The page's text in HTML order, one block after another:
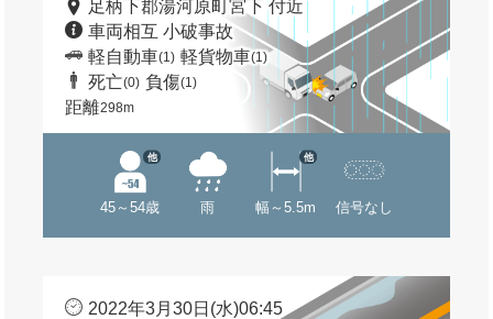
足柄下郡湯河原町宮下 付近
車両相互 小破事故
軽自動車(1) 軽貨物車(1)
死亡(0) 負傷(1)
距離298m
45～54歳
他
雨 幅～5.5m
他
信号なし
2022年3月30日(水)06:45